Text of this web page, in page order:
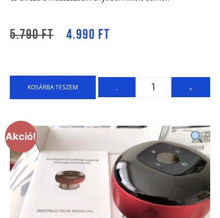
5.790Ft 4.990 Ft
- +
KOSÁRBA TESZEM
Akció!